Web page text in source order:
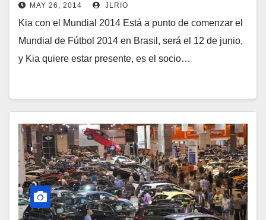
MAY 26, 2014 JLRIO
Kia con el Mundial 2014 Está a punto de comenzar el
Mundial de Fútbol 2014 en Brasil, será el 12 de junio,
y Kia quiere estar presente, es el socio…